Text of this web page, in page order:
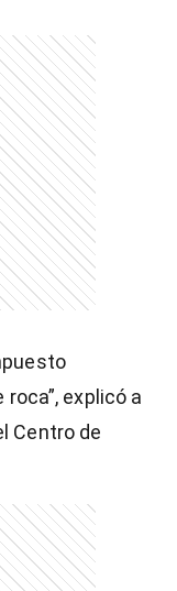
explicó a
Centro de